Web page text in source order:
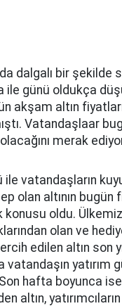
dalgalı bir şekilde
ile günü oldukça
akşam altın
Vatandaşlaar
merak
ile vatandaşların
olan altının bugün
konusu oldu.
olan ve
edilen altın son
vatandaşın yatırım
hafta boyunca
altın,